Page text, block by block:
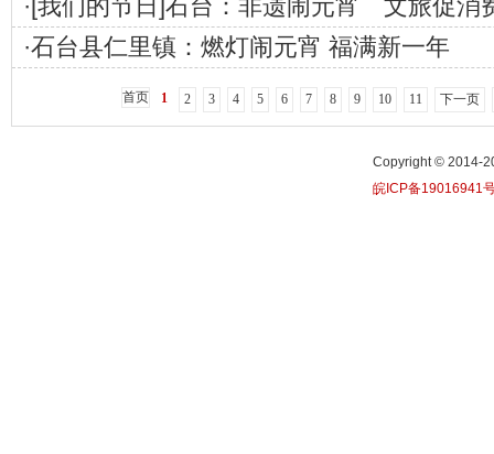
· [我们的节日]石台：非遗闹元宵 文旅促消
·石台县仁里镇：燃灯闹元宵 福满新一年
首页 1 2 3 4 5 6 7 8 9 10 11 下一页
Copyright © 2014-
皖ICP备19016941